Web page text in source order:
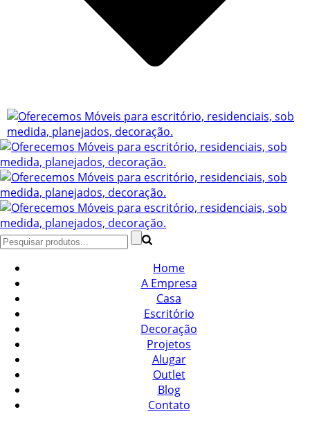
Home
A Empresa
Casa
Escritório
Decoração
Projetos
Alugar
Outlet
Blog
Contato